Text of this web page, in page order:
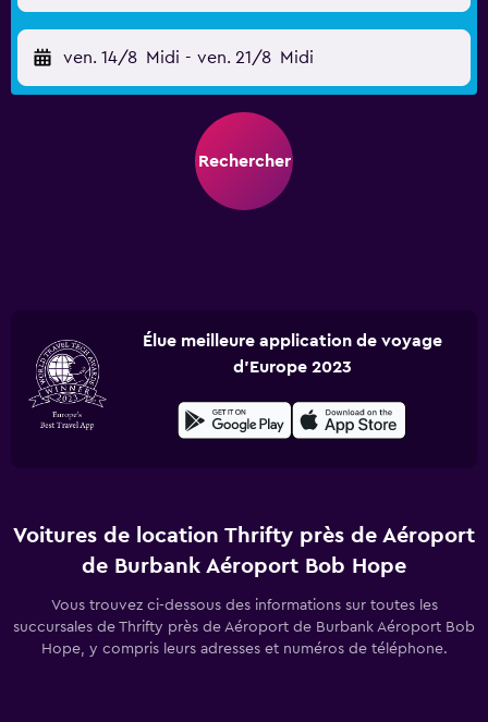
ven. 14/8 Midi - ven. 21/8 Midi
Rechercher
Élue meilleure application de voyage
d'Europe 2023
Voitures de location Thrifty près de Aéroport
de Burbank Aéroport Bob Hope
Vous trouvez ci-dessous des informations sur toutes les
succursales de Thrifty près de Aéroport de Burbank Aéroport Bob
Hope, y compris leurs adresses et numéros de téléphone.